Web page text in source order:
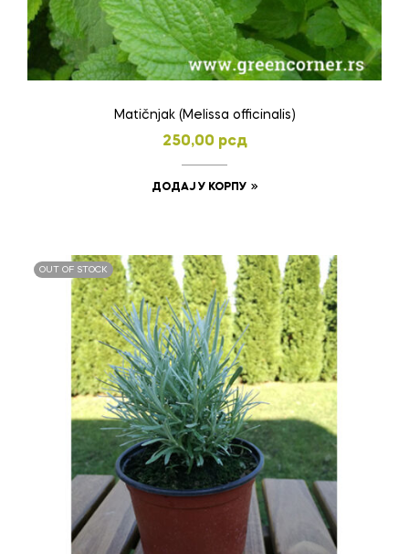
Matičnjak (Melissa officinalis)
250,00 рсд
ДОДАЈ У КОРПУ
OUT OF STOCK